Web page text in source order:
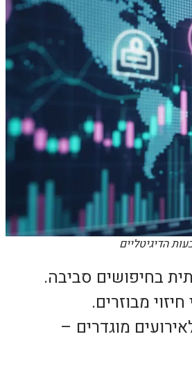
הדיגיטליים
בחיפושים סביבה.
מבוזרים.
מוגדרים –